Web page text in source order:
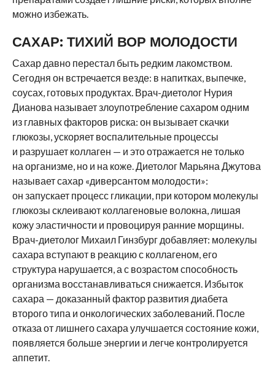
можно избежать.
САХАР: ТИХИЙ ВОР МОЛОДОСТИ
Сахар давно перестал быть редким лакомством.
Сегодня он встречается везде: в напитках, выпечке,
соусах, готовых продуктах. Врач-диетолог Нурия
Дианова называет злоупотребление сахаром одним
из главных факторов риска: он вызывает скачки
глюкозы, ускоряет воспалительные процессы
и разрушает коллаген — и это отражается не только
на организме, но и на коже. Диетолог Марьяна Джутова
называет сахар «диверсантом молодости»:
он запускает процесс гликации, при котором молекулы
глюкозы склеивают коллагеновые волокна, лишая
кожу эластичности и провоцируя ранние морщины.
Врач-диетолог Михаил Гинзбург добавляет: молекулы
сахара вступают в реакцию с коллагеном, его
структура нарушается, а с возрастом способность
организма восстанавливаться снижается. Избыток
сахара — доказанный фактор развития диабета
второго типа и онкологических заболеваний. После
отказа от лишнего сахара улучшается состояние кожи,
появляется больше энергии и легче контролируется
аппетит.